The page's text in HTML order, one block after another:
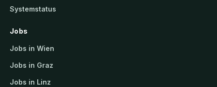
Systemstatus
Jobs
Jobs in Wien
Jobs in Graz
Jobs in Linz